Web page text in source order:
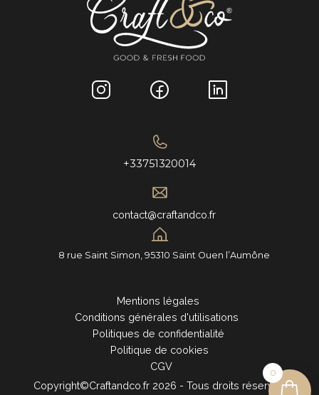
+33751320014
contact@craftandco.fr
8 rue Saint Simon, 95310 Saint Ouen l’Aumône
Mentions légales
Conditions générales d'utilisations
Politiques de confidentialité
Politique de cookies
CGV
Copyright©Craftandco.fr 2026 - Tous droits réservés
0